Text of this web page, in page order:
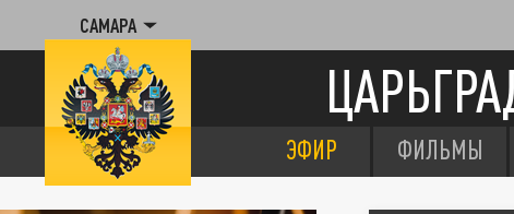
САМАРА
ЭФИР ФИЛЬМЫ